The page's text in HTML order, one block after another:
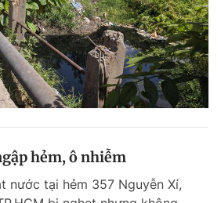
hẻm, ô nhiễm
nước tại hẻm 357 Nguyễn Xí,